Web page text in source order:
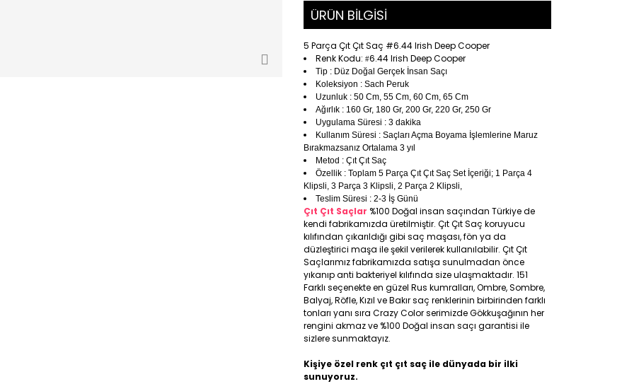
ÜRÜN BİLGİSİ
5 Parça Çıt Çıt Saç #6.44 Irish Deep Cooper
Renk Kodu: #6.44 Irish Deep Cooper
Tip : Düz Doğal Gerçek İnsan Saçı
Koleksiyon : Sach Peruk
Uzunluk : 50 Cm, 55 Cm, 60 Cm, 65 Cm
Ağırlık : 160 Gr, 180 Gr, 200 Gr, 220 Gr, 250 Gr
Uygulama Süresi : 3 dakika
Kullanım Süresi : Saçları Açma Boyama İşlemlerine Maruz
Bırakmazsanız Ortalama 3 yıl
Metod : Çıt Çıt Saç
Özellik : Toplam 5 Parça Çıt Çıt Saç Set İçeriği; 1 Parça 4
Klipsli, 3 Parça 3 Klipsli, 2 Parça 2 Klipsli,
Teslim Süresi : 2-3 İş Günü
Çıt Çıt Saçlar %100 Doğal insan saçından Türkiye de
kendi fabrikamızda üretilmiştir. Çıt Çıt Saç koruyucu
kılıfından çıkarıldığı gibi saç maşası, fön ya da
düzleştirici maşa ile şekil verilerek kullanılabilir. Çıt Çıt
Saçlarımız fabrikamızda satışa sunulmadan önce
yıkanıp anti bakteriyel kılıfında size ulaşmaktadır. 151
Farklı seçenekte en güzel Rus kumralları, Ombre, Sombre,
Balyaj, Röfle, Kızıl ve Bakır saç renklerinin birbirinden farklı
tonları yanı sıra Crazy Color serimizde Gökkuşağının her
rengini akmaz ve %100 Doğal insan saçı garantisi ile
sizlere sunmaktayız.
Kişiye özel renk çıt çıt saç ile dünyada bir ilki
sunuyoruz.